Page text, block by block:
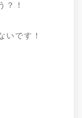
？！
いです！